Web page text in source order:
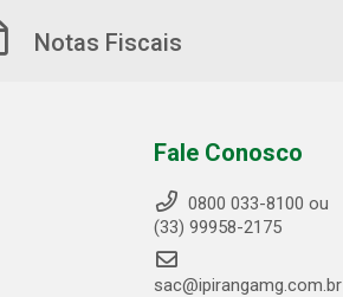
Notas Fiscais
Fale Conosco
0800 033-8100 ou
(33) 99958-2175
sac@ipirangamg.com.br